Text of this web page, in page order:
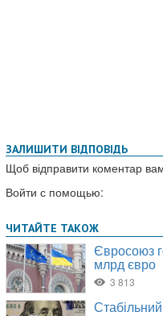
ЗАЛИШИТИ ВІДПОВІДЬ
Щоб відправити коментар
Войти с помощью: